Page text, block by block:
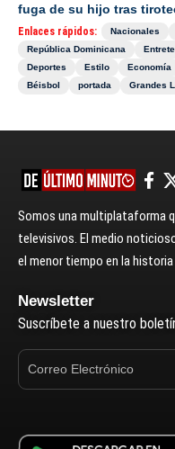
fuga de su hijo tras
Enlaces rápidos: Nacionales
República Dominicana
Deportes
Estilo Economía
Béisbol
portada Grandes
Somos una multiplataforma
televisivos. El medio
el menor tiempo en la
Newsletter
Suscríbete a nuestro